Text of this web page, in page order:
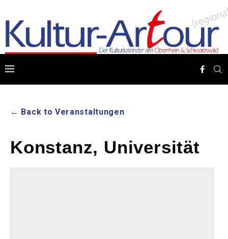
← Back to Veranstaltungen
Konstanz, Universität